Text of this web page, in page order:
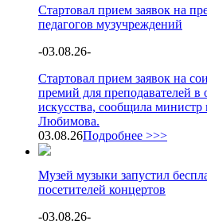
Стартовал прием заявок на
педагогов музучреждений
-03.08.26-
Стартовал прием заявок на
премий для преподавателей в
искусства, сообщила министр
Любимова.
03.08.26Подробнее >>>
Музей музыки запустил
посетителей концертов
-03.08.26-